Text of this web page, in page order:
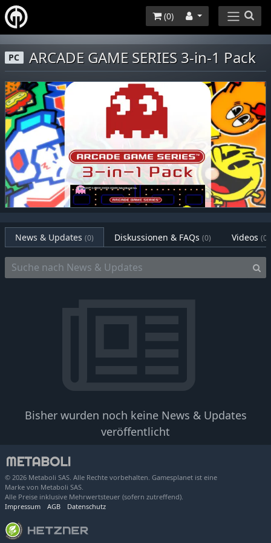
(0)
PC ARCADE GAME SERIES 3-in-1 Pack
News & Updates (0) Diskussionen & FAQs (0) Videos (0)
Bisher wurden noch keine News & Updates
veröffentlicht
© 2026 Metaboli SAS. Alle Rechte vorbehalten. Gamesplanet ist eine
Marke von Metaboli SAS.
Alle Preise inklusive Mehrwertsteuer (sofern zutreffend).
Impressum
AGB Datenschutz